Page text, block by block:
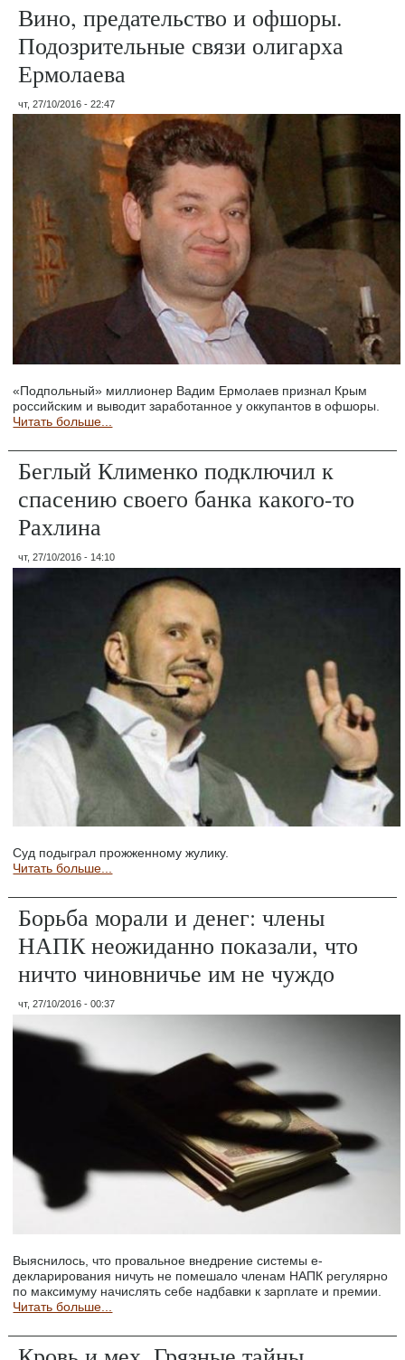
Вино, предательство и офшоры.
Подозрительные связи олигарха
Ермолаева
чт, 27/10/2016 - 22:47
«Подпольный» миллионер Вадим Ермолаев признал Крым
российским и выводит заработанное у оккупантов в офшоры.
Читать больше...
Беглый Клименко подключил к
спасению своего банка какого-то
Рахлина
чт, 27/10/2016 - 14:10
Суд подыграл прожженному жулику.
Читать больше...
Борьба морали и денег: члены
НАПК неожиданно показали, что
ничто чиновничье им не чуждо
чт, 27/10/2016 - 00:37
Выяснилось, что провальное внедрение системы е-
декларирования ничуть не помешало членам НАПК регулярно
по максимуму начислять себе надбавки к зарплате и премии.
Читать больше...